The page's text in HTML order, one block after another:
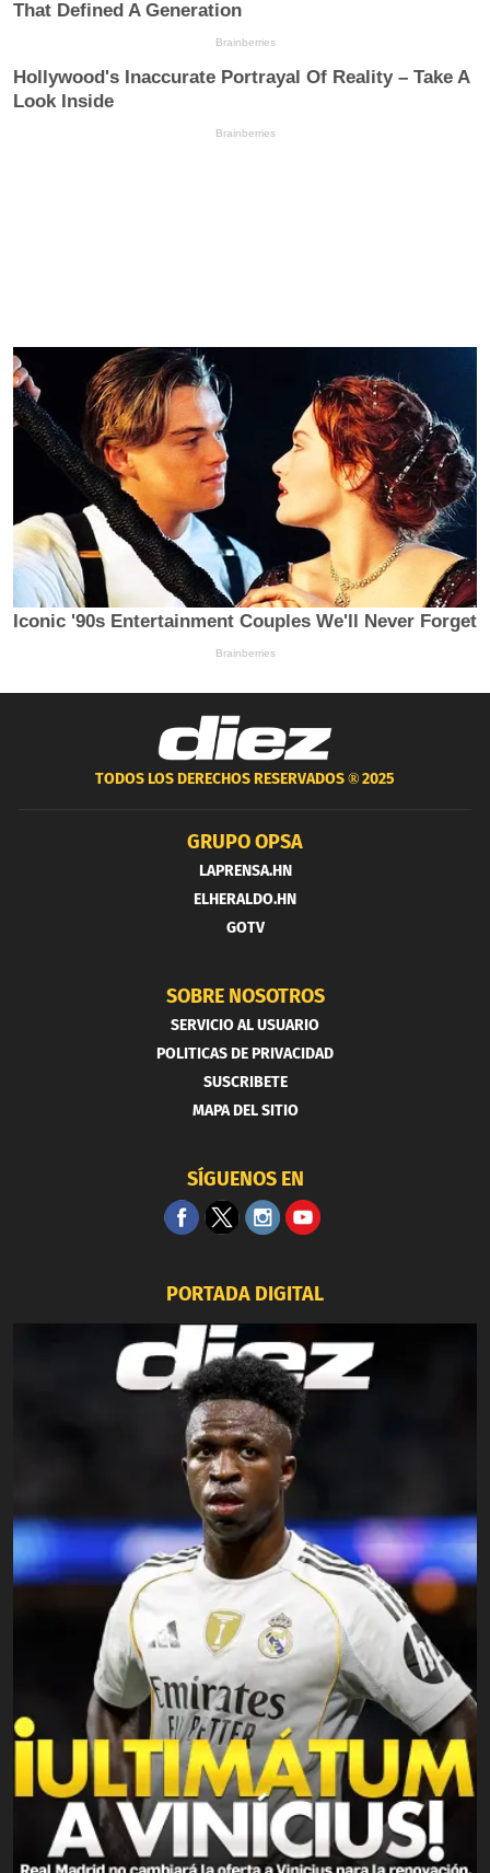
TODOS LOS DERECHOS RESERVADOS ®2025
GRUPO OPSA
LAPRENSA.HN
ELHERALDO.HN
GOTV
SOBRE NOSOTROS
SERVICIO AL USUARIO
POLITICAS DE PRIVACIDAD
SUSCRIBETE
MAPA DEL SITIO
SÍGUENOS EN
PORTADA DIGITAL